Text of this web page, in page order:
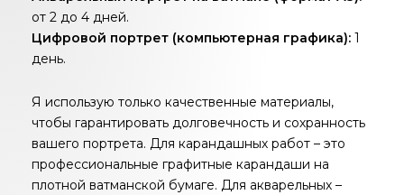
от 2 до 4 дней.
Цифровой портрет (компьютерная графика): 1
день.
Я использую только качественные материалы,
чтобы гарантировать долговечность и сохранность
вашего портрета. Для карандашных работ – это
профессиональные графитные карандаши на
плотной ватманской бумаге. Для акварельных –